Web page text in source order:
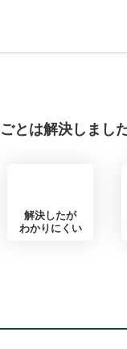
とは解決しまし
解決したが
わかりにくい